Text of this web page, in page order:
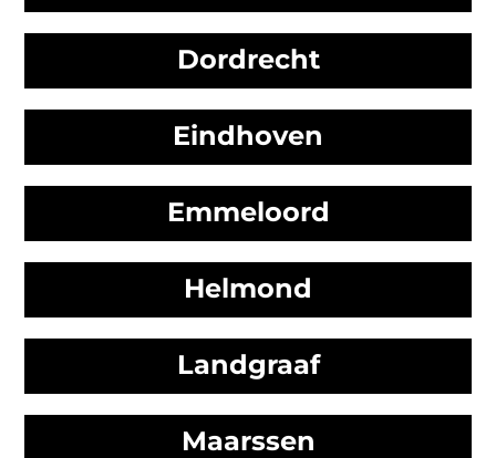
Dordrecht
Eindhoven
Emmeloord
Helmond
Landgraaf
Maarssen